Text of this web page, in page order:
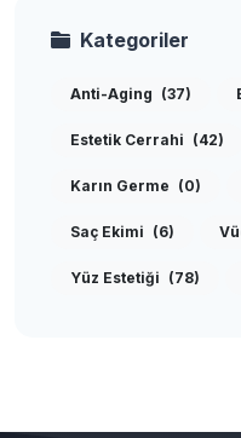
Kategoriler
Anti-Aging (37)
Estetik Cerrahi (42)
Karın Germe (0)
Saç Ekimi (6)
Yüz Estetiği (78)